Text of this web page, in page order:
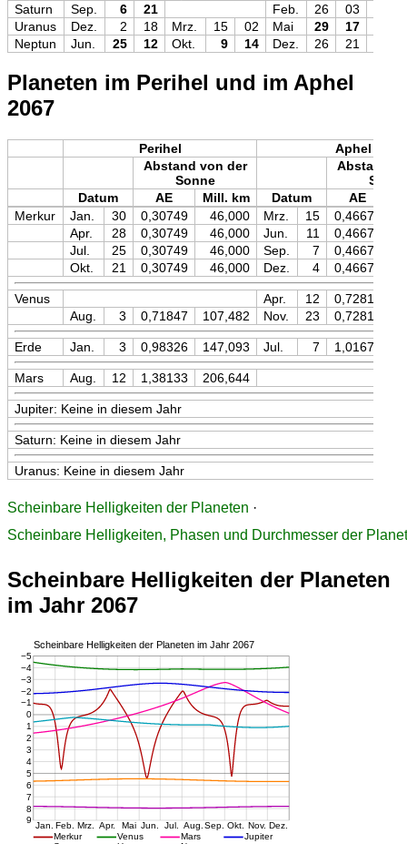
Saturn
Sep. 6 21 Feb. 26 03
Uranus
Dez. 2 18 Mrz. 15 02 Mai 29 17
Neptun
Jun. 25 12 Okt. 9 14 Dez. 26 21
Planeten im Perihel und im Aphel
2067
Perihel
Aphel
Abstand von der
Sonne
Abstand
Datum
AE Mill. km Datum AE
Merkur
Jan. 30 0,30749 46,000 Mrz. 15 0,46670
Apr.
28 0,30749 46,000 Jun. 11 0,46670
Jul.
25 0,30749 46,000 Sep. 7 0,46670
Okt.
21 0,30749 46,000 Dez. 4 0,46670
Venus Apr. 12 0,72819
Aug.
3 0,71847 107,482 Nov. 23 0,72818
Erde Jan. 3 0,98326 147,093 Jul. 7 1,01673
Mars Aug. 12 1,38133 206,644
Jupiter: Keine in diesem Jahr
Saturn: Keine in diesem Jahr
Uranus: Keine in diesem Jahr
Scheinbare Helligkeiten der Planeten ·
Scheinbare Helligkeiten, Phasen und Durchmesser der
Scheinbare Helligkeiten der Planeten
im Jahr 2067